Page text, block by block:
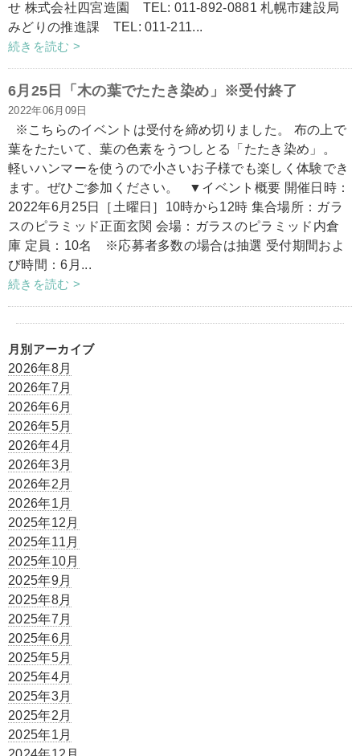
せ 株式会社四宮造園 TEL: 011-892-0881 札幌市建設局
みどりの推進課 TEL: 011-211...
続きを読む >
6月25日「木の葉でたたき染め」※受付終了
2022年06月09日
※こちらのイベントは受付を締め切りました。 布の上で
葉をたたいて、葉の色素をうつしとる「たたき染め」。
軽いハンマーを使うので小さいお子様でも楽しく体験でき
ます。ぜひご参加ください。 ▼イベント概要 開催日時：
2022年6月25日［土曜日］10時から12時 集合場所：ガラ
スのピラミッド正面玄関 会場：ガラスのピラミッド内倉
庫 定員：10名 ※応募者多数の場合は抽選 受付期間およ
び時間：6月...
続きを読む >
月別アーカイブ
2026年8月
2026年7月
2026年6月
2026年5月
2026年4月
2026年3月
2026年2月
2026年1月
2025年12月
2025年11月
2025年10月
2025年9月
2025年8月
2025年7月
2025年6月
2025年5月
2025年4月
2025年3月
2025年2月
2025年1月